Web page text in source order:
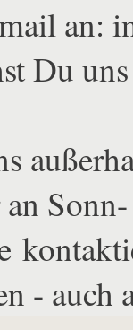
an:
Du
- auch